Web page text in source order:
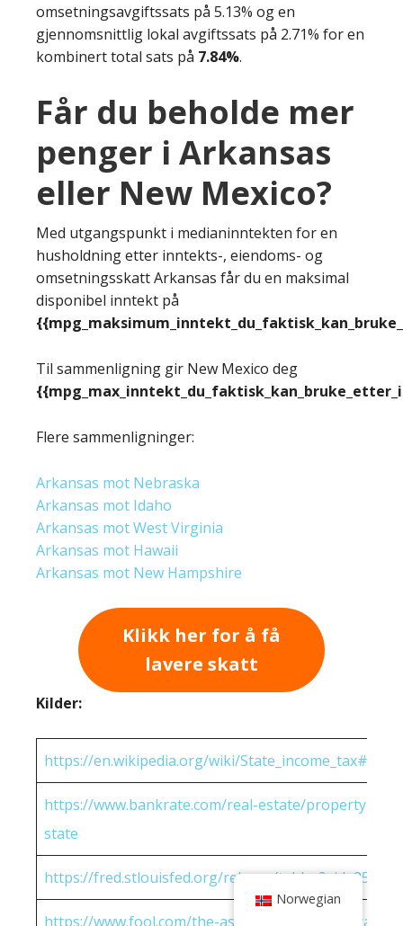
omsetningsavgiftssats på 5.13% og en
gjennomsnittlig lokal avgiftssats på 2.71% for en
kombinert total sats på 7.84%.
Får du beholde mer
penger i Arkansas
eller New Mexico?
Med utgangspunkt i medianinntekten for en
husholdning etter inntekts-, eiendoms- og
omsetningsskatt Arkansas får du en maksimal
disponibel inntekt på
Til sammenligning gir New Mexico deg
Flere sammenligninger:
Arkansas mot Nebraska
Arkansas mot Idaho
Arkansas mot West Virginia
Arkansas mot Hawaii
Arkansas mot New Hampshire
Klikk her for å få
lavere skatt
Kilder:
https://en.wikipedia.org/wiki/
https://www.bankrate.com/real-estate/property-
state
https://fred.stlouisfed.org/release/
https://www.fool.com/the-ascent/research/average-
Norwegian